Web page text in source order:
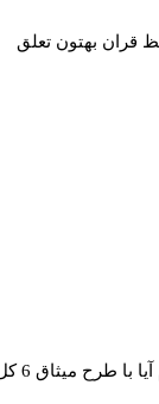
بهتون تعلق
سلام علیکم من شش ماه اضافه خدمت دارم آیا با طرح میثاق 6 کل